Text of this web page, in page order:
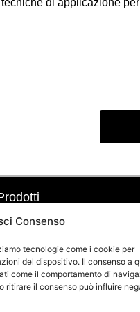
Consenso
tecnologie come i cookie per
del dispositivo. Il consenso a
come il comportamento di
ritirare il consenso può influire
Marmi
Luci